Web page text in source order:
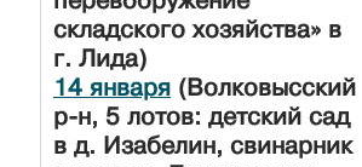
складского хозяйства» в
г. Лида)
14 января (Волковысский
р-н, 5 лотов: детский сад
в д. Изабелин, свинарник